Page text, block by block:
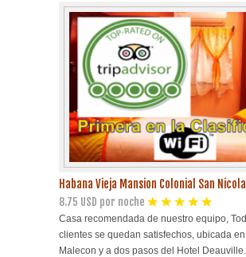
La Habana
Playa Habana
Pinar del Río
Varadero
Cienfuegos
Trinidad
Otras Ciudades
Habana Vieja Mansion Colonial San
8.75 USD por noche
Casa recomendada de nuestro equipo,
clientes se quedan satisfechos, ubicada
Malecon y a dos pasos del Hotel Deauville.